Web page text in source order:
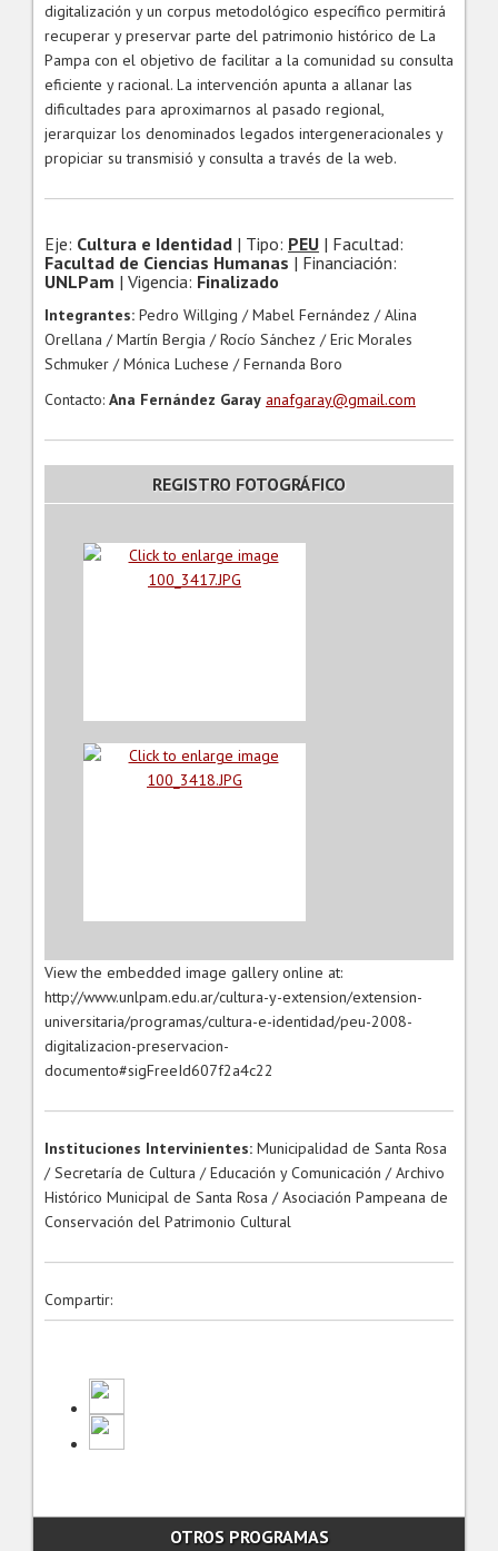
digitalización y un corpus metodológico específico permitirá
recuperar y preservar parte del patrimonio histórico de La
Pampa con el objetivo de facilitar a la comunidad su consulta
eficiente y racional. La intervención apunta a allanar las
dificultades para aproximarnos al pasado regional,
jerarquizar los denominados legados intergeneracionales y
propiciar su transmisió y consulta a través de la web.
Eje: Cultura e Identidad | Tipo: PEU | Facultad:
Facultad de Ciencias Humanas | Financiación:
UNLPam | Vigencia: Finalizado
Integrantes: Pedro Willging / Mabel Fernández / Alina
Orellana / Martín Bergia / Rocío Sánchez / Eric Morales
Schmuker / Mónica Luchese / Fernanda Boro
Contacto: Ana Fernández Garay anafgaray@gmail.com
REGISTRO FOTOGRÁFICO
View the embedded image gallery online at:
http://www.unlpam.edu.ar/cultura-y-extension/extension-
universitaria/programas/cultura-e-identidad/peu-2008-
digitalizacion-preservacion-
documento#sigFreeId607f2a4c22
Instituciones Intervinientes: Municipalidad de Santa Rosa
/ Secretaría de Cultura / Educación y Comunicación / Archivo
Histórico Municipal de Santa Rosa / Asociación Pampeana de
Conservación del Patrimonio Cultural
Compartir:
OTROS PROGRAMAS